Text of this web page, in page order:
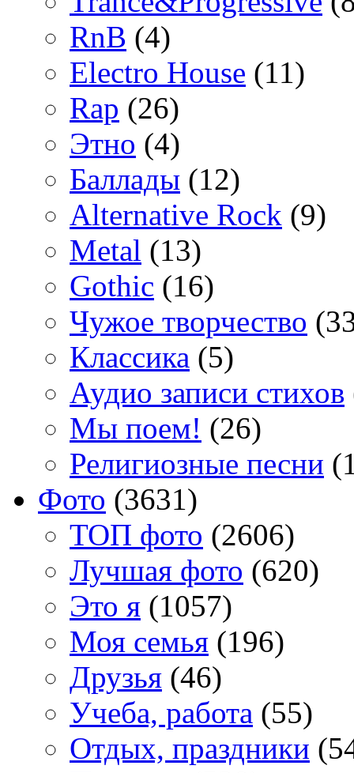
RnB (4)
Electro House (11)
Rap (26)
Этно (4)
Баллады (12)
Alternative Rock (9)
Metal (13)
Gothic (16)
Чужое творчество
Классика (5)
Аудио записи стихов
Мы поем! (26)
Религиозные песни
Фото (3631)
TOП фото (2606)
Лучшая фото (620)
Это я (1057)
Моя семья (196)
Друзья (46)
Учеба, работа (55)
Отдых, праздники